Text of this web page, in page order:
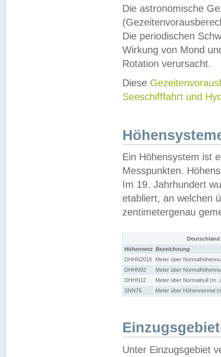
Die astronomische
Die periodischen
Wirkung von Mond
Rotation verursacht.
Diese
Seeschifffahrt und
Ein Höhensystem ist
Messpunkten.
Im 19. Jahrhundert
etabliert, an welchen
zentimetergenau
Höhennetz Bezeichnung
DHHN2016
Meter über
DHHN92
Meter über
DHHN12
Meter über Normalnull (m.
SNN76
Meter über Höhennormal
Unter Einzugsgebiet